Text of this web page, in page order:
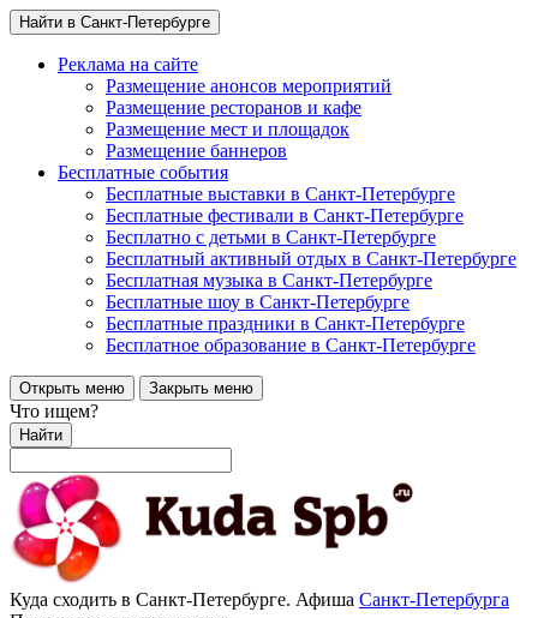
Найти в Санкт-Петербурге
Реклама на сайте
Размещение анонсов мероприятий
Размещение ресторанов и кафе
Размещение мест и площадок
Размещение баннеров
Бесплатные события
Бесплатные выставки в Санкт-Петербурге
Бесплатные фестивали в Санкт-Петербурге
Бесплатно с детьми в Санкт-Петербурге
Бесплатный активный отдых в Санкт-Петербурге
Бесплатная музыка в Санкт-Петербурге
Бесплатные шоу в Санкт-Петербурге
Бесплатные праздники в Санкт-Петербурге
Бесплатное образование в Санкт-Петербурге
Открыть меню Закрыть меню
Что ищем?
Найти
Куда сходить в Санкт-Петербурге. Афиша Санкт-Петербурга